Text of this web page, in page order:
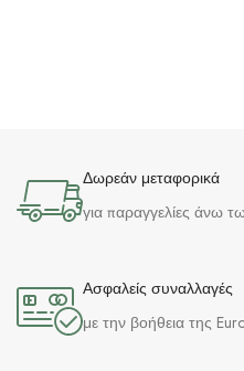
Δωρεάν μεταφορικά
για παραγγελίες άνω
Ασφαλείς συναλλαγές
με την βοήθεια της